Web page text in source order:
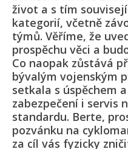
život a s tím
kategorií, včetně
týmů. Věříme, že
prospěchu věci a
Co naopak zůstává
bývalým vojenským
setkala s úspěchem
zabezpečení i servis
standardu. Berte,
pozvánku na
za cíl vás fyzicky